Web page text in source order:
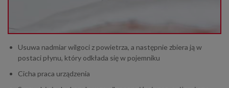
Usuwa nadmiar wilgoci z powietrza, a następnie zbiera ją w
postaci płynu, który odkłada się w pojemniku
Cicha praca urządzenia